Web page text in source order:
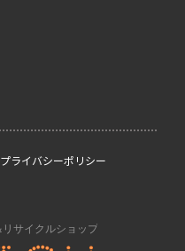
プライバシーポリシー